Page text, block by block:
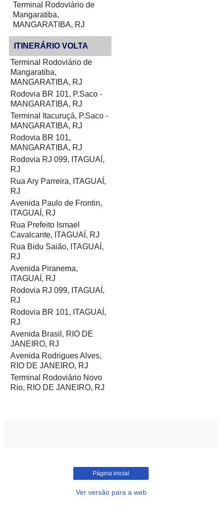
Terminal Rodoviário de
Mangaratiba,
MANGARATIBA, RJ
ITINERÁRIO VOLTA
Terminal Rodoviário de
Mangaratiba,
MANGARATIBA, RJ
Rodovia BR 101, P.Saco -
MANGARATIBA, RJ
Terminal Itacuruçá, P.Saco -
MANGARATIBA, RJ
Rodovia BR 101,
MANGARATIBA, RJ
Rodovia RJ 099, ITAGUAÍ,
RJ
Rua Ary Parreira, ITAGUAÍ,
RJ
Avenida Paulo de Frontin,
ITAGUAÍ, RJ
Rua Prefeito Ismael
Cavalcante, ITAGUAÍ, RJ
Rua Bidu Saião, ITAGUAÍ,
RJ
Avenida Piranema,
ITAGUAÍ, RJ
Rodovia RJ 099, ITAGUAÍ,
RJ
Rodovia BR 101, ITAGUAÍ,
RJ
Avenida Brasil, RIO DE
JANEIRO, RJ
Avenida Rodrigues Alves,
RIO DE JANEIRO, RJ
Terminal Rodoviário Novo
Rio, RIO DE JANEIRO, RJ
Página inicial
Ver versão para a web